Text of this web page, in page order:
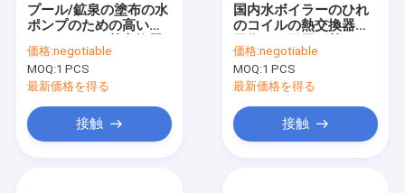
プール/鉱泉の塗布の水
ポンプのための高いひ
価格:negotiable
MOQ:1 PCS
最新価格を得る
接触
国内水ボイラーのひれ
のコイルの熱交換器を
価格:negotiable
MOQ:1 PCS
最新価格を得る
接触